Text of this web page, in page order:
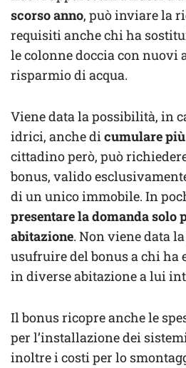
scorso anno, può inviare la
requisiti anche chi ha
le colonne doccia con nuovi
risparmio di acqua.
Viene data la possibilità, in
idrici, anche dicumulare
cittadino però, può
bonus, valido
di un unico immobile. In
presentare la domanda solo
abitazione. Non viene data
usufruire del bonus a chi ha
in diverse abitazione a lui
Il bonus ricopre anche le
per l’installazione dei
inoltre i costi per lo